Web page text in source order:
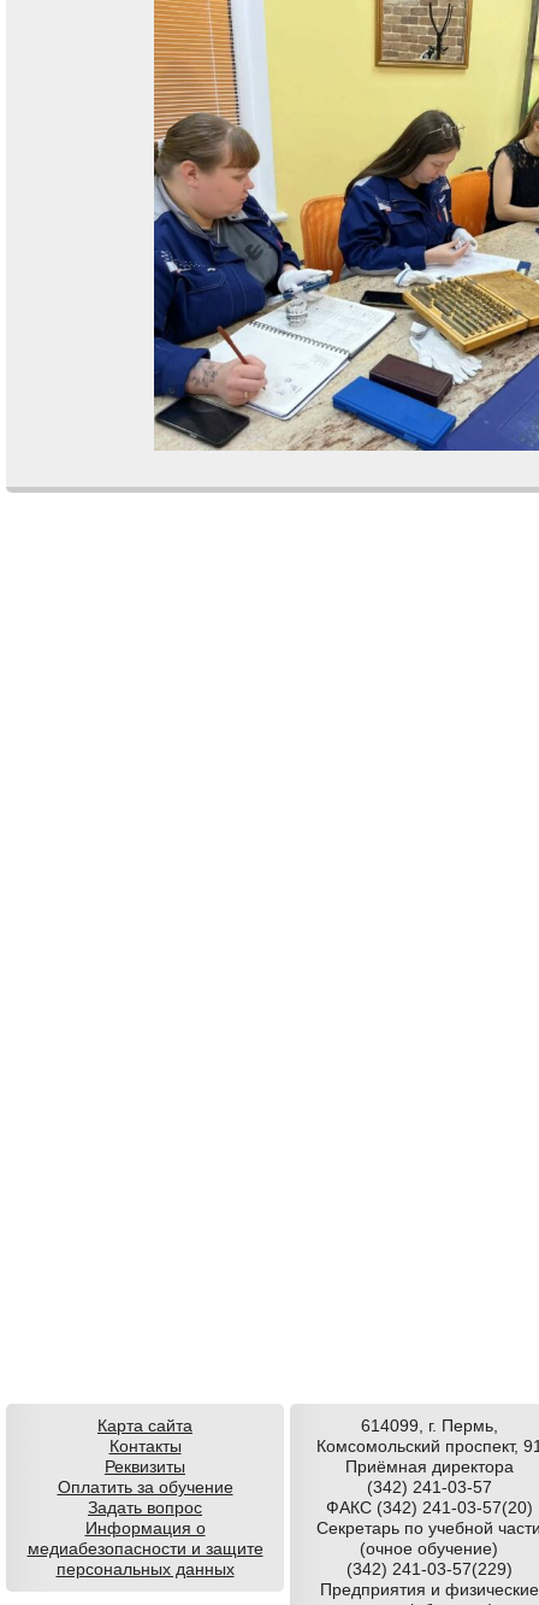
Карта сайта
Контакты
Реквизиты
Оплатить за обучение
Задать вопрос
Информация о
медиабезопасности и защите
персональных данных
614099, г. Пермь,
Комсомольский проспект,
Приёмная директора
(342) 241-03-57
ФАКС (342) 241-03-57(20)
Секретарь по учебной
(очное обучение)
(342) 241-03-57(229)
Предприятия и физические